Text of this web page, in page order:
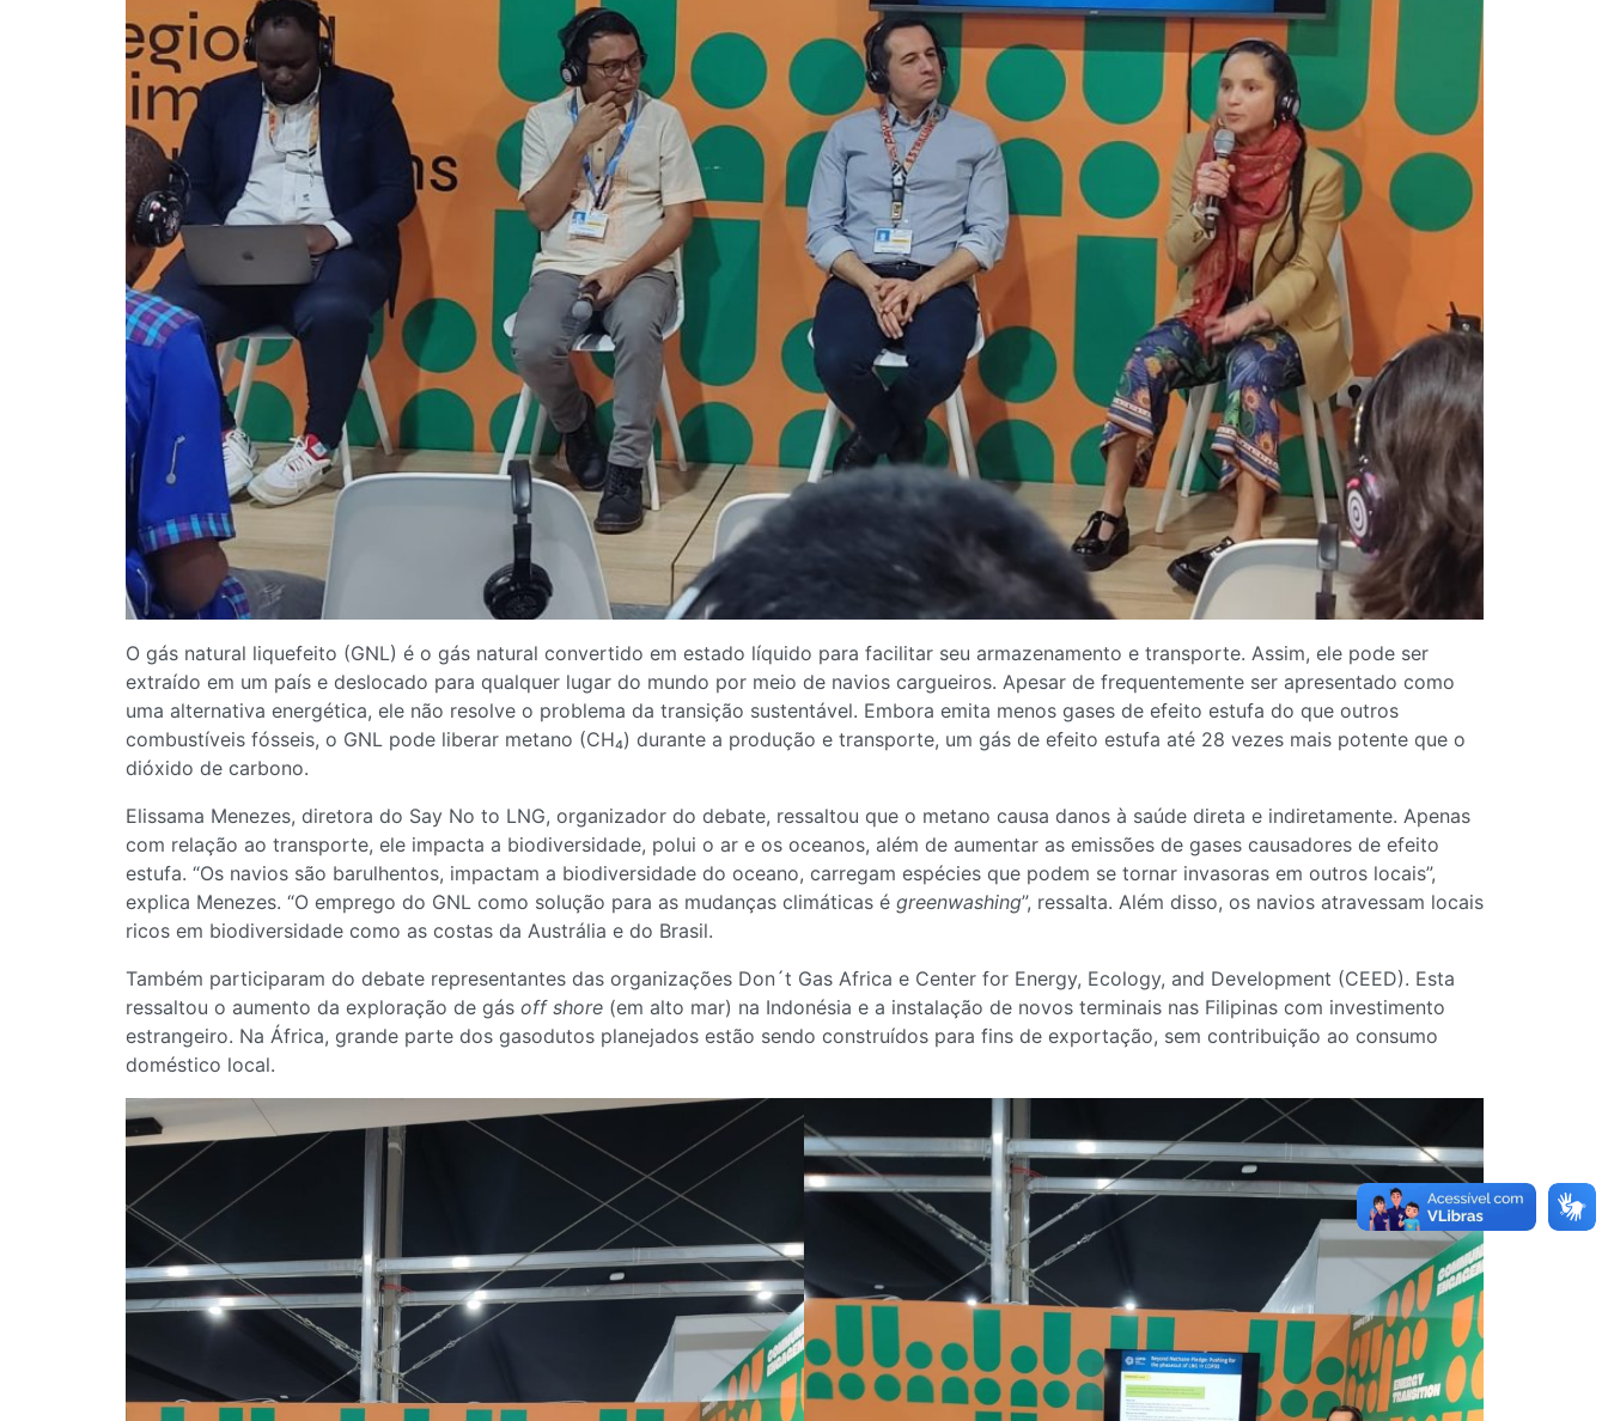
O gás natural liquefeito (GNL) é o gás natural convertido em estado líquido para facilitar seu armazenamento e transporte. Assim, ele pode ser
extraído em um país e deslocado para qualquer lugar do mundo por meio de navios cargueiros. Apesar de frequentemente ser apresentado como
uma alternativa energética, ele não resolve o problema da transição sustentável. Embora emita menos gases de efeito estufa do que outros
combustíveis fósseis, o GNL pode liberar metano (CH₄) durante a produção e transporte, um gás de efeito estufa até 28 vezes mais potente que o
dióxido de carbono.
Elissama Menezes, diretora do Say No to LNG, organizador do debate, ressaltou que o metano causa danos à saúde direta e indiretamente. Apenas
com relação ao transporte, ele impacta a biodiversidade, polui o ar e os oceanos, além de aumentar as emissões de gases causadores de efeito
estufa. “Os navios são barulhentos, impactam a biodiversidade do oceano, carregam espécies que podem se tornar invasoras em outros locais”,
explica Menezes. “O emprego do GNL como solução para as mudanças climáticas é greenwashing”, ressalta. Além disso, os navios atravessam locais
ricos em biodiversidade como as costas da Austrália e do Brasil.
Também participaram do debate representantes das organizações Don´t Gas Africa e Center for Energy, Ecology, and Development (CEED). Esta
ressaltou o aumento da exploração de gás off shore(em alto mar) na Indonésia e a instalação de novos terminais nas Filipinas com investimento
estrangeiro. Na África, grande parte dos gasodutos planejados estão sendo construídos para fins de exportação, sem contribuição ao consumo
doméstico local.